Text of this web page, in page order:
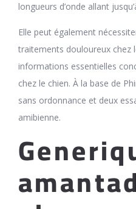
longueurs d’onde allant
Elle peut également
traitements douloureux chez
informations essentielles
chez le chien. À la base de
sans ordonnance et deux
amibienne.